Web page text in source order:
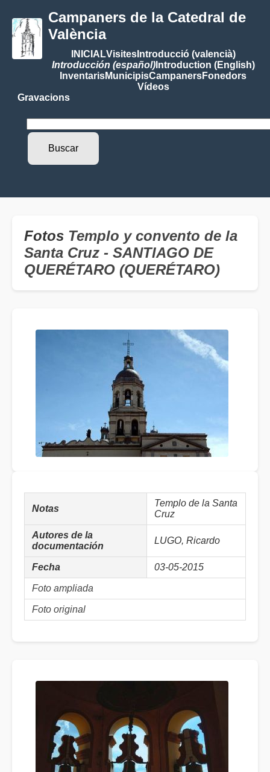
Campaners de la Catedral de
València
INICIALVisitesIntroducció (valencià)
Introducción (español)Introduction (English)
InventarisMunicipisCampanersFonedors
Vídeos
Gravacions
Fotos Templo y convento de la
Santa Cruz - SANTIAGO DE
QUERÉTARO (QUERÉTARO)
Notas
Templo de la Santa
Cruz
Autores de la
documentación
LUGO, Ricardo
Fecha 03-05-2015
Foto ampliada
Foto original